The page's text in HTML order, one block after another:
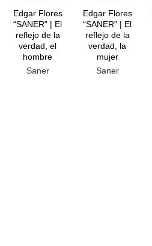
Edgar Flores
“SANER” | El
reflejo de la
verdad, el
hombre
Saner
Edgar Flores
“SANER” | El
reflejo de la
verdad, la
mujer
Saner